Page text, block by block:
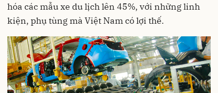
hóa các mẫu xe du lịch lên 45%, với những linh
kiện, phụ tùng mà Việt Nam có lợi thế.